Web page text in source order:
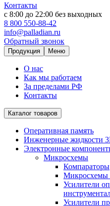
Контакты
с 8:00 до 22:00 без выходных
8 800 550-88-42
info@palladian.ru
Обратный звонок
Продукция Меню
О нас
Как мы работаем
За пределами РФ
Контакты
Каталог товаров
Оперативная память
Инженерные жидкости
Электронные
Микросхемы
Компараторы
Микросхемы
Усилители
Усилители